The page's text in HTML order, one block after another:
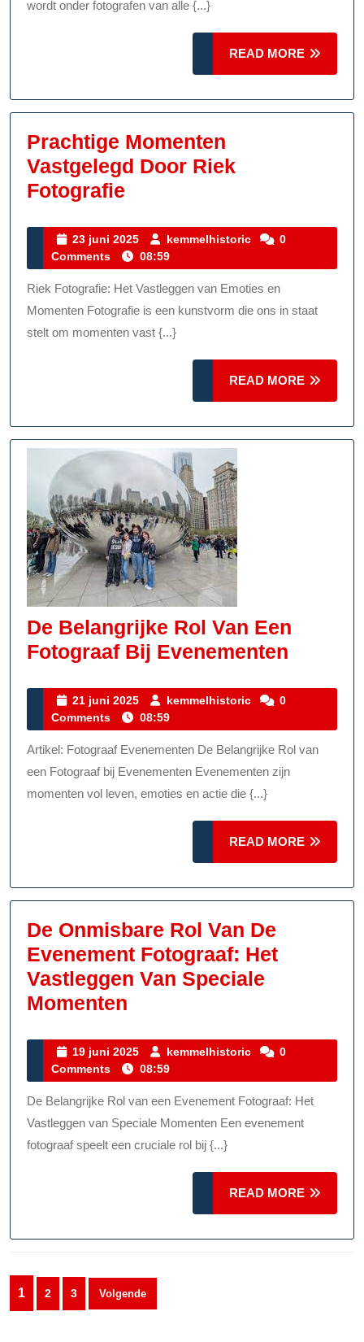
wordt onder fotografen van alle {...}
READ MORE
MORE
Prachtige Momenten
Vastgelegd Door Riek
Fotografie
Vastgelegd
Door
Riek
Fotografie
23 juni 2025
23
juni
2025
kemmelhistoric kemmelhistoric
0
Comments
08:59
Riek Fotografie: Het Vastleggen van Emoties en
Momenten Fotografie is een kunstvorm die ons in staat
stelt om momenten vast {...}
READ MORE
MORE
De Belangrijke Rol Van Een
Fotograaf Bij Evenementen
Een
21 juni 2025
21
juni
2025
kemmelhistoric kemmelhistoric
0
Comments
08:59
Artikel: Fotograaf Evenementen De Belangrijke Rol van
een Fotograaf bij Evenementen Evenementen zijn
momenten vol leven, emoties en actie die {...}
READ MORE
MORE
De Onmisbare Rol Van De
Evenement Fotograaf: Het
Vastleggen Van Speciale
Momenten
Rol
Van
De
Evenement
Fotograaf:
Vastleggen
Speciale
19 juni 2025
19
juni
2025
kemmelhistoric kemmelhistoric
0
Comments
08:59
De Belangrijke Rol van een Evenement Fotograaf: Het
Vastleggen van Speciale Momenten Een evenement
fotograaf speelt een cruciale rol bij {...}
READ MORE
MORE
Berichten
paginering
1 2 3 Volgende